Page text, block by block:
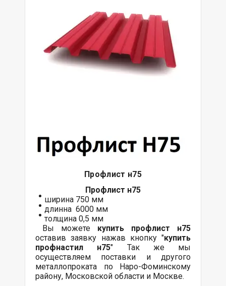
Профлист н75
Профлист н75
ширина 750 мм
длинна 6000 мм
толщина 0,5 мм
Вы можете купить профлист н75
оставив заявку нажав кнопку "купить
профнастил н75" Так же мы
осуществляем поставки и другого
металлопроката по Наро-Фоминскому
району, Московской области и Москве.